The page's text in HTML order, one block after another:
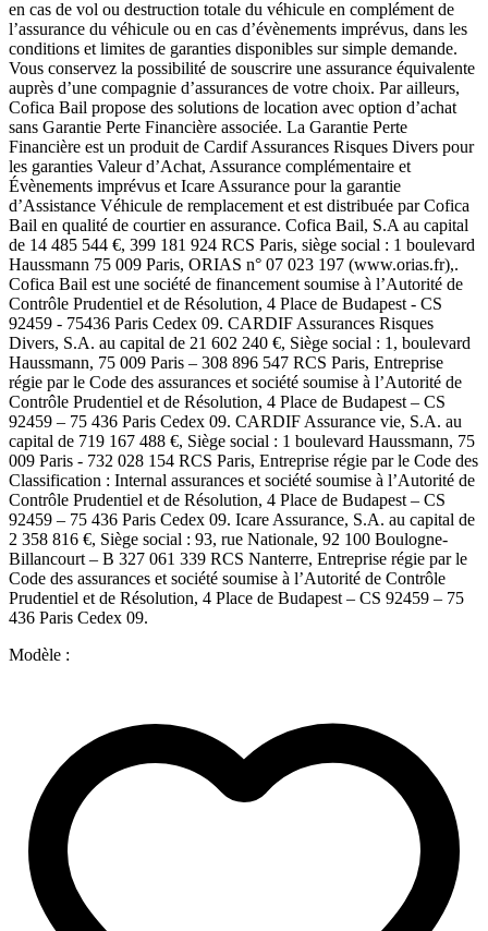
en cas de vol ou destruction totale du véhicule en complément de
l’assurance du véhicule ou en cas d’évènements imprévus, dans les
conditions et limites de garanties disponibles sur simple demande.
Vous conservez la possibilité de souscrire une assurance équivalente
auprès d’une compagnie d’assurances de votre choix. Par ailleurs,
Cofica Bail propose des solutions de location avec option d’achat
sans Garantie Perte Financière associée. La Garantie Perte
Financière est un produit de Cardif Assurances Risques Divers pour
les garanties Valeur d’Achat, Assurance complémentaire et
Évènements imprévus et Icare Assurance pour la garantie
d’Assistance Véhicule de remplacement et est distribuée par Cofica
Bail en qualité de courtier en assurance. Cofica Bail, S.A au capital
de 14 485 544 €, 399 181 924 RCS Paris, siège social : 1 boulevard
Haussmann 75 009 Paris, ORIAS n° 07 023 197 (www.orias.fr),.
Cofica Bail est une société de financement soumise à l’Autorité de
Contrôle Prudentiel et de Résolution, 4 Place de Budapest - CS
92459 - 75436 Paris Cedex 09. CARDIF Assurances Risques
Divers, S.A. au capital de 21 602 240 €, Siège social : 1, boulevard
Haussmann, 75 009 Paris – 308 896 547 RCS Paris, Entreprise
régie par le Code des assurances et société soumise à l’Autorité de
Contrôle Prudentiel et de Résolution, 4 Place de Budapest – CS
92459 – 75 436 Paris Cedex 09. CARDIF Assurance vie, S.A. au
capital de 719 167 488 €, Siège social : 1 boulevard Haussmann, 75
009 Paris - 732 028 154 RCS Paris, Entreprise régie par le Code des
Classification : Internal assurances et société soumise à l’Autorité de
Contrôle Prudentiel et de Résolution, 4 Place de Budapest – CS
92459 – 75 436 Paris Cedex 09. Icare Assurance, S.A. au capital de
2 358 816 €, Siège social : 93, rue Nationale, 92 100 Boulogne-
Billancourt – B 327 061 339 RCS Nanterre, Entreprise régie par le
Code des assurances et société soumise à l’Autorité de Contrôle
Prudentiel et de Résolution, 4 Place de Budapest – CS 92459 – 75
436 Paris Cedex 09.
Modèle :